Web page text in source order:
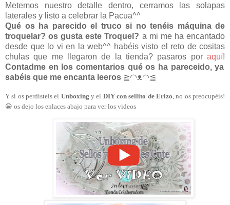
Metemos nuestro detalle dentro, cerramos las solapas
laterales y listo a celebrar la Pacua^^
Qué os ha parecido el truco si no tenéis máquina de
troquelar? os gusta este Troquel? a mi me ha encantado
desde que lo vi en la web^^ habéis visto el reto de cositas
chulas que me llegaron de la tienda? pasaros por aquí!
Contadme en los comentarios qué os ha pareceido, ya
sabéis que me encanta leeros ≧◠ᴥ◠≦
Y si os perdísteis el Unboxingy el DIY con sellito de Erizo , no os preocupéis!
😁 os dejo los enlaces abajo para ver los videos